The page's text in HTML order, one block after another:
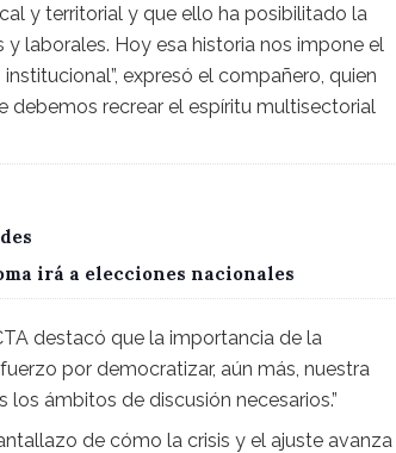
y territorial y que ello ha posibilitado la
laborales. Hoy esa historia nos impone el
expresó el compañero, quien
debemos recrear el espíritu multisectorial
irá a elecciones nacionales
destacó que la importancia de la
por democratizar, aún más, nuestra
ámbitos de discusión necesarios.”
de cómo la crisis y el ajuste avanza